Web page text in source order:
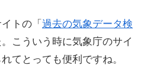
トの「 過去の気象データ検
こういう時に気象庁のサイ
てとっても便利ですね。